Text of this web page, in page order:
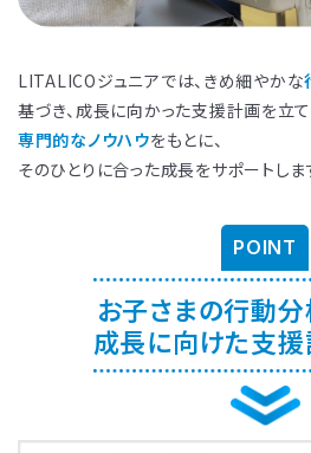
LITALICOジュニアでは、きめ細やかな
基づき、成長に向かった支援計画を立て
専門的なノウハウをもとに、
そのひとりに合った成長をサポートしま
POINT
お子さまの行動
成長に向けた支